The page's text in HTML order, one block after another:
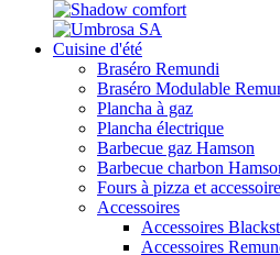
Cuisine d'été
Braséro Remundi
Braséro Modulable
Plancha à gaz
Plancha électrique
Barbecue gaz Hamson
Barbecue charbon
Fours à pizza et
Accessoires
Accessoires
Accessoires